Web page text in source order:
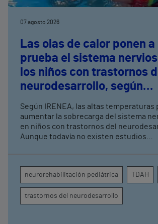
07 agosto 2026
Las olas de calor ponen a
prueba el sistema
los niños con trastornos
neurodesarrollo, según
neurorrehabilitación
pediátrica de Vithas
Según IRENEA, las altas temperaturas
aumentar la sobrecarga del sistema
en niños con trastornos del
Aunque todavía no existen estudios
atención, la regulación emocional y la
conducta
neurorehabilitación pediátrica TDAH
trastornos del neurodesarrollo